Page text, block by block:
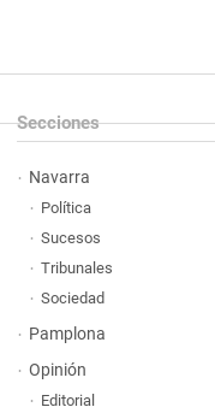
Secciones
Navarra
Política
Sucesos
Tribunales
Sociedad
Pamplona
Opinión
Editorial